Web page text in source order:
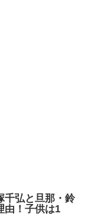
千弘と旦那・鈴
由！子供は1